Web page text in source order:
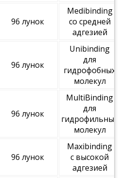
96 лунок
Medibinding
со средней
адгезией
96 лунок
Unibinding
для
гидрофобных
молекул
96 лунок
MultiBinding
для
гидрофильных
молекул
96 лунок
Maxibinding
с высокой
адгезией